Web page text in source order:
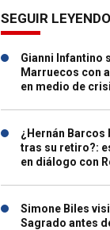
SEGUIR LEYENDO
Gianni Infantino
Marruecos con
en medio de
¿Hernán Barcos
tras su retiro?:
en diálogo con
Simone Biles
Sagrado antes